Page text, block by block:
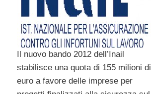
Il nuovo bando 2012 dell’Inail
stabilisce una quota di 155 milioni di
euro a favore delle imprese per